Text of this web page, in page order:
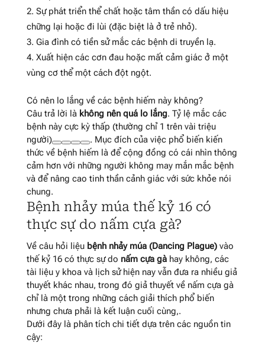
Sự phát triển thể chất hoặc tâm thần có dấu hiệu
chững lại hoặc đi lùi (đặc biệt là ở trẻ nhỏ).
Gia đình có tiền sử mắc các bệnh di truyền lạ.
Xuất hiện các cơn đau hoặc mất cảm giác ở một
vùng cơ thể một cách đột ngột.
Có nên lo lắng về các bệnh hiếm này không?
Câu trả lời là không nên quá lo lắng. Tỷ lệ mắc các
bệnh này cực kỳ thấp (thường chỉ 1 trên vài triệu
người)
. Mục đích của việc phổ biến kiến
thức về bệnh hiếm là để cộng đồng có cái nhìn thông
cảm hơn với những người không may mắn mắc bệnh
và để nâng cao tinh thần cảnh giác với sức khỏe nói
chung.
Bệnh nhảy múa thế kỷ 16 có
thực sự do nấm cựa gà?
Về câu hỏi liệu bệnh nhảy múa (Dancing Plague)vào
thế kỷ 16 có thực sự do nấm cựa gàhay không, các
tài liệu y khoa và lịch sử hiện nay vẫn đưa ra nhiều giả
thuyết khác nhau, trong đó giả thuyết về nấm cựa gà
chỉ là một trong những cách giải thích phổ biến
nhưng chưa phải là kết luận cuối cùng,.
Dưới đây là phân tích chi tiết dựa trên các nguồn tin
cậy: